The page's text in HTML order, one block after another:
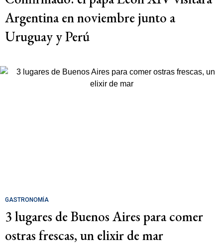
Argentina en noviembre junto a
Uruguay y Perú
GASTRONOMÍA
3 lugares de Buenos Aires para comer
ostras frescas, un elixir de mar